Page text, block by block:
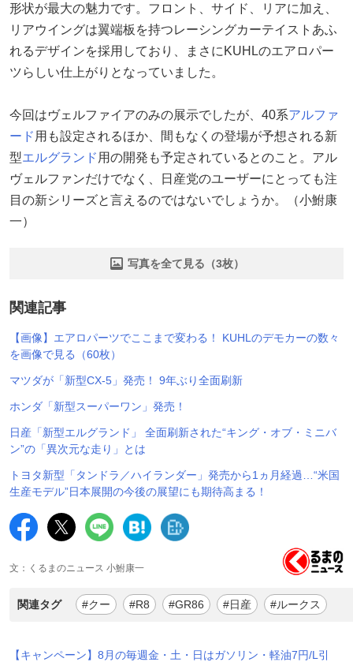
形状が最大の魅力です。フロント、サイド、リアに加え、
リアウイングは翼端板を持つレーシングカーテイストあふ
れるデザインを採用しており、まさにKUHLのエアロパー
ツらしい仕上がりとなっていました。
今回はヴェルファイアのみの展示でしたが、40系アルファ
ード 用も設定されるほか、間もなくの登場が予想される新
型エルグランド 用の開発も予定されているとのこと。アル
ヴェルファンだけでなく、日産党のユーザーにとっても注
目の新シリーズと言えるのではないでしょうか。（小鮒康
一）
写真を全て見る（3枚）
関連記事
【画像】エアロパーツでここまで変わる！ KUHLのデモカーの数々
を画像で見る（60枚）
マツダが「新型CX-5」発売！ 9年ぶり全面刷新
ホンダ「新型スーパーワン」発売！
日産「新型エルグランド」 全面刷新された“キング・オブ・ミニバ
ン”の「異次元な走り」とは
トヨタ新型「タンドラ／ハイランダー」発売から1ヵ月経過…“米国
生産モデル”日本展開の今後の展望にも期待高まる！
文：くるまのニュース 小鮒康一
関連タグ #クー #R8 #GR86 #日産 #ルークス
【キャンペーン】8月の毎週金・土・日はガソリン・軽油7円/L引